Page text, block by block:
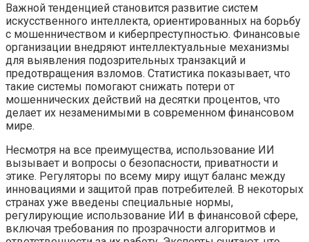
Важной тенденцией становится развитие систем
искусственного интеллекта, ориентированных на борьбу
с мошенничеством и киберпреступностью. Финансовые
организации внедряют интеллектуальные механизмы
для выявления подозрительных транзакций и
предотвращения взломов. Статистика показывает, что
такие системы помогают снижать потери от
мошеннических действий на десятки процентов, что
делает их незаменимыми в современном финансовом
мире.
Несмотря на все преимущества, использование ИИ
вызывает и вопросы о безопасности, приватности и
этике. Регуляторы по всему миру ищут баланс между
инновациями и защитой прав потребителей. В некоторых
странах уже введены специальные нормы,
регулирующие использование ИИ в финансовой сфере,
включая требования по прозрачности алгоритмов и